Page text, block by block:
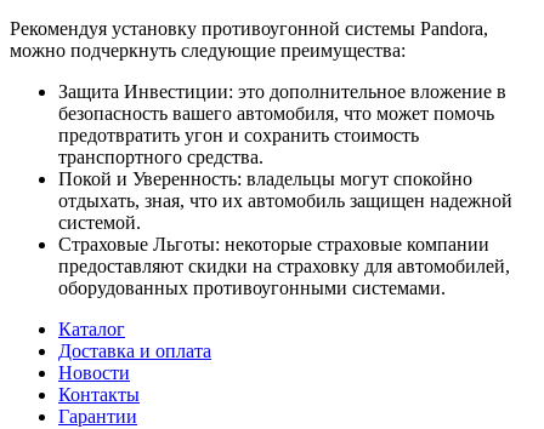
Рекомендуя установку противоугонной системы Pandora,
можно подчеркнуть следующие преимущества:
Защита Инвестиции: это дополнительное вложение в
безопасность вашего автомобиля, что может помочь
предотвратить угон и сохранить стоимость
транспортного средства.
Покой и Уверенность: владельцы могут спокойно
отдыхать, зная, что их автомобиль защищен надежной
системой.
Страховые Льготы: некоторые страховые компании
предоставляют скидки на страховку для автомобилей,
оборудованных противоугонными системами.
Каталог
Доставка и оплата
Новости
Контакты
Гарантии